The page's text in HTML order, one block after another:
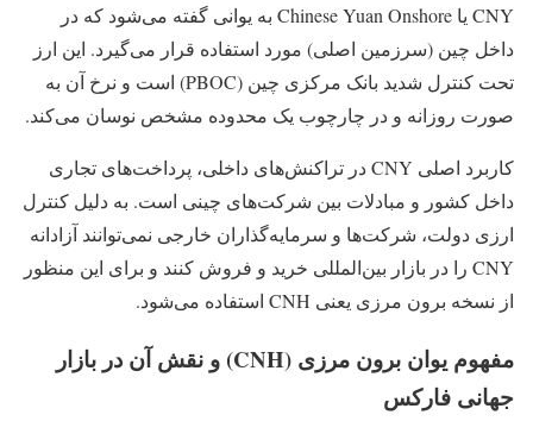
CNY یا Chinese Yuan Onshore به یوانی گفته می‌شود که در
داخل چین (سرزمین اصلی) مورد استفاده قرار می‌گیرد. این ارز
تحت کنترل شدید بانک مرکزی چین (PBOC) است و نرخ آن به‌
صورت روزانه و در چارچوب یک محدوده مشخص نوسان می‌کند.
کاربرد اصلی CNY در تراکنش‌های داخلی، پرداخت‌های تجاری
داخل کشور و مبادلات بین شرکت‌های چینی است. به دلیل کنترل
ارزی دولت، شرکت‌ها و سرمایه‌گذاران خارجی نمی‌توانند آزادانه
CNY را در بازار بین‌المللی خرید و فروش کنند و برای این منظور
از نسخه برون‌ مرزی یعنی CNH استفاده می‌شود.
مفهوم یوان برون‌ مرزی (CNH) و نقش آن در بازار
جهانی فارکس